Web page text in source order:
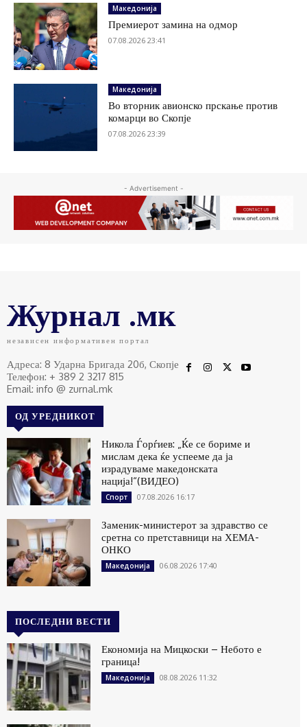
Македонија
Премиерот замина на одмор
07.08.2026 23:41
Македонија
Во вторник авионско прскање против
комарци во Скопје
07.08.2026 23:39
- Advertisement -
Журнал .мк
независен информативен портал
Адреса: 8 Ударна Бригада 20б, Скопје
Телефон: + 389 2 3217 815
Email: info @ zurnal.mk
ОД УРЕДНИКОТ
Никола Ѓорѓиев: „Ќе се бориме и
мислам дека ќе успееме да ја
израдуваме македонската
нација!“(ВИДЕО)
Спорт 07.08.2026 16:17
Заменик-министерот за здравство се
сретна со претставници на ХЕМА-
ОНКО
Македонија 06.08.2026 17:40
ПОСЛЕДНИ ВЕСТИ
Економија на Мицкоски – Небото е
граница!
Македонија 08.08.2026 11:32